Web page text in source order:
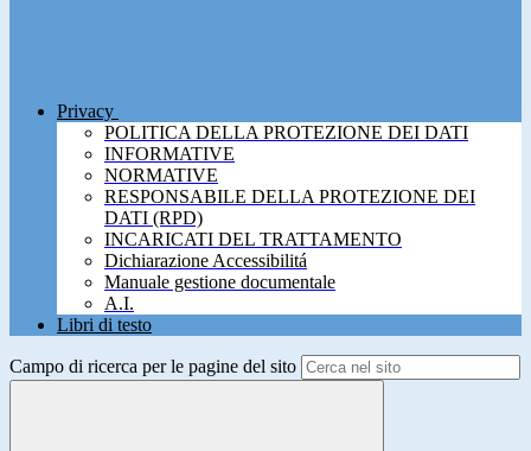
Privacy
POLITICA DELLA PROTEZIONE DEI DATI
INFORMATIVE
NORMATIVE
RESPONSABILE DELLA PROTEZIONE DEI
DATI (RPD)
INCARICATI DEL TRATTAMENTO
Dichiarazione Accessibilitá
Manuale gestione documentale
A.I.
Libri di testo
Campo di ricerca per le pagine del sito